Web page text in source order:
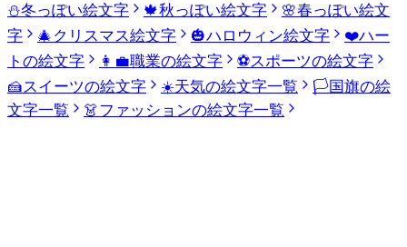
⛄冬っぽい絵文字 🍁秋っぽい絵文字 🌸春っぽい絵文
字
🎄 クリスマス絵文字 🎃ハロウィン絵文字 ❤️ハー
トの絵文字
👩‍💼職業の絵文字 ⚽スポーツの絵文字
🍰スイーツの絵文字 ☀️天気の絵文字一覧 🏳️国旗の絵
文字一覧
👗ファッションの絵文字一覧